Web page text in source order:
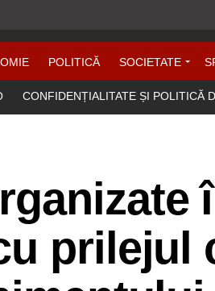
POLITICĂ SOCIETATE
CONFIDENȚIALITATE ȘI POLITICĂ
prilejul